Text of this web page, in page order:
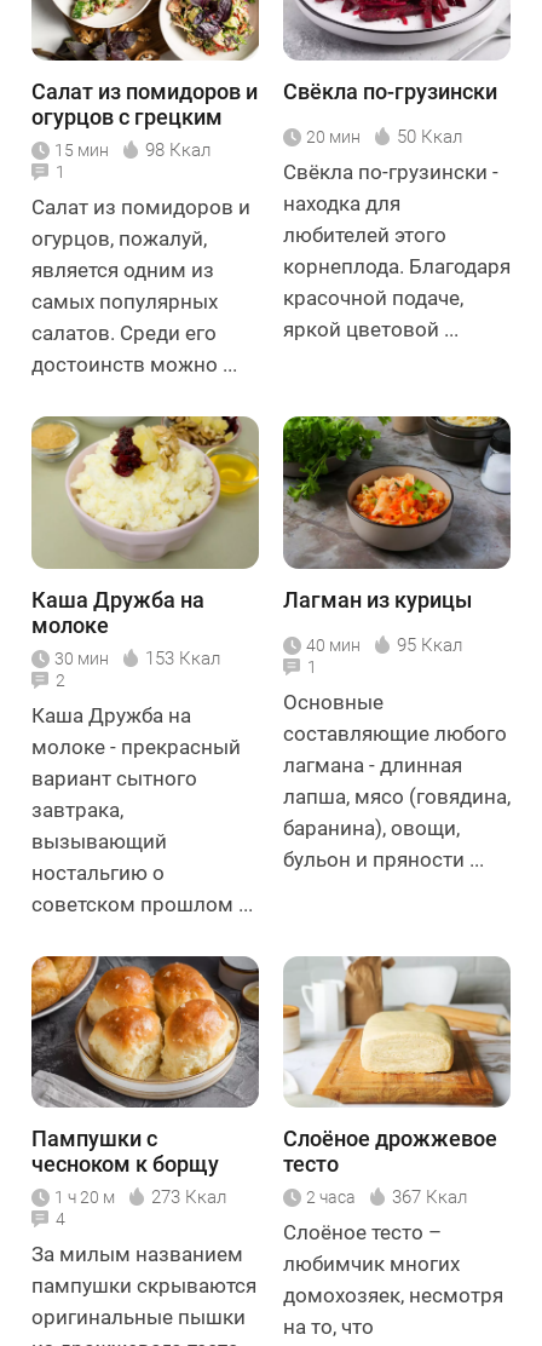
Салат из помидоров и
огурцов с грецким
орехом
15 мин 98 Ккал
1
Салат из помидоров и
огурцов, пожалуй,
является одним из
самых популярных
салатов. Среди его
достоинств можно ...
Свёкла по-грузински
20 мин 50 Ккал
Свёкла по-грузински -
находка для
любителей этого
корнеплода. Благодаря
красочной подаче,
яркой цветовой ...
Каша Дружба на
молоке
30 мин 153 Ккал
2
Каша Дружба на
молоке - прекрасный
вариант сытного
завтрака,
вызывающий
ностальгию о
советском прошлом ...
Лагман из курицы
40 мин 95 Ккал
1
Основные
составляющие любого
лагмана - длинная
лапша, мясо (говядина,
баранина), овощи,
бульон и пряности ...
Пампушки с
чесноком к борщу
1 ч 20 м 273 Ккал
4
За милым названием
пампушки скрываются
оригинальные пышки
Слоёное дрожжевое
тесто
2 часа 367 Ккал
Слоёное тесто –
любимчик многих
домохозяек, несмотря
на то, что